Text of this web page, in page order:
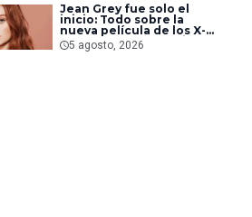
Hasta el Fin del
Jean Grey fue solo el
inicio: Todo sobre la
nueva película de los X-
Men en Marvel Studios
5 agosto, 2026